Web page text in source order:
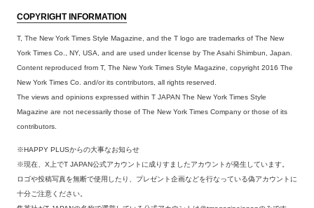
COPYRIGHT INFORMATION
T, The New York Times Style Magazine, and the T logo are trademarks of The New
York Times Co., NY, USA, and are used under license by The Asahi Shimbun, Japan.
Content reproduced from T, The New York Times Style Magazine, copyright 2016 The
New York Times Co. and/or its contributors, all rights reserved.
The views and opinions expressed within T JAPAN The New York Times Style
Magazine are not necessarily those of The New York Times Company or those of its
contributors.
※HAPPY PLUSからの大事なお知らせ
※現在、X上でT JAPAN公式アカウントに成りすましたアカウントが発生しています。
ロゴや投稿写真を無断で使用したり、プレゼント企画などを行なっている偽アカウントに
十分ご注意ください。